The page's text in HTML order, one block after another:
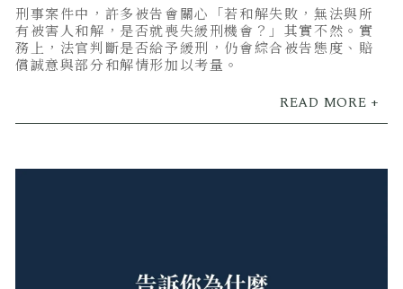
刑事案件中，許多被告會關心「若和解失敗，無法與所
有被害人和解，是否就喪失緩刑機會？」其實不然。實
務上，法官判斷是否給予緩刑，仍會綜合被告態度、賠
償誠意與部分和解情形加以考量。